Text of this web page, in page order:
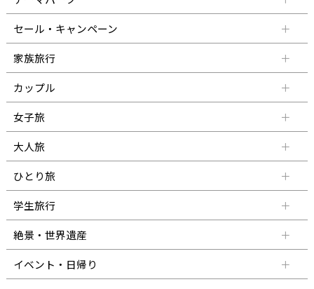
セール・キャンペーン
家族旅行
カップル
女子旅
大人旅
ひとり旅
学生旅行
絶景・世界遺産
イベント・日帰り